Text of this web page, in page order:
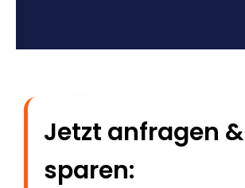
Jetzt anfragen &
sparen: